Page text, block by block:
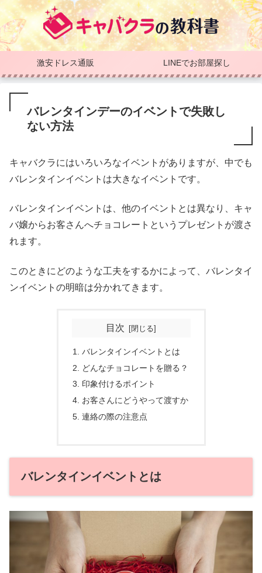
激安ドレス通販 LINEでお部屋探し
バレンタインデーのイベントで失敗し
ない方法
キャバクラにはいろいろなイベントがありますが、中でも
バレンタインイベントは大きなイベントです。
バレンタインイベントは、他のイベントとは異なり、キャ
バ嬢からお客さんへチョコレートというプレゼントが渡さ
れます。
このときにどのような工夫をするかによって、バレンタイ
ンイベントの明暗は分かれてきます。
目次
バレンタインイベントとは
どんなチョコレートを贈る？
印象付けるポイント
お客さんにどうやって渡すか
連絡の際の注意点
バレンタインイベントとは